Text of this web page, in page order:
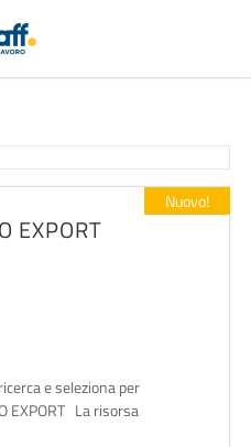
EXPORT
e seleziona per
EXPORT La risorsa
commerciali per
Nuovo!